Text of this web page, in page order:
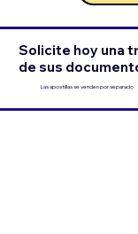
Solicite hoy una
de sus
Las apostillas se venden por separado